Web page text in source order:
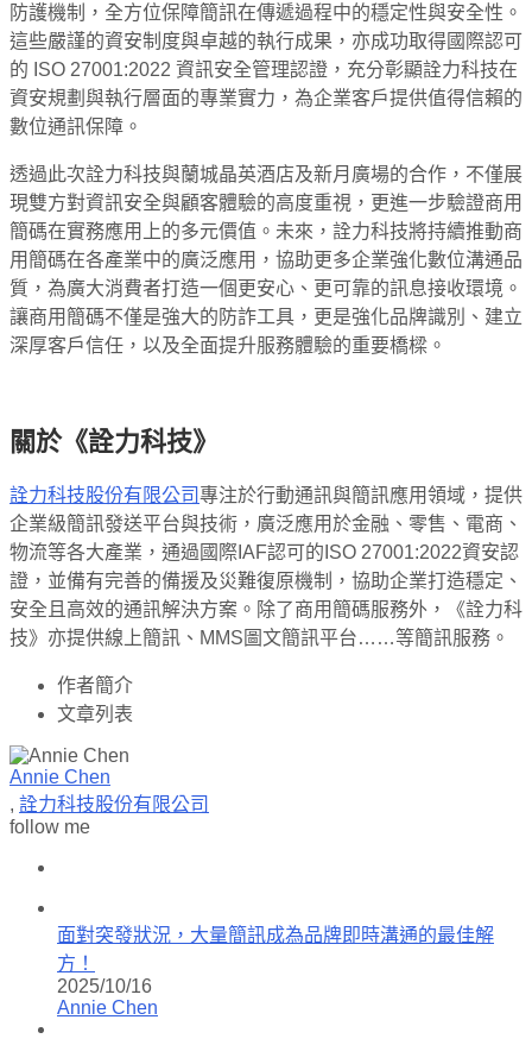
防護機制，全方位保障簡訊在傳遞過程中的穩定性與安全性。
這些嚴謹的資安制度與卓越的執行成果，亦成功取得國際認可
的 ISO 27001:2022 資訊安全管理認證，充分彰顯詮力科技在
資安規劃與執行層面的專業實力，為企業客戶提供值得信賴的
數位通訊保障。
透過此次詮力科技與蘭城晶英酒店及新月廣場的合作，不僅展
現雙方對資訊安全與顧客體驗的高度重視，更進一步驗證商用
簡碼在實務應用上的多元價值。未來，詮力科技將持續推動商
用簡碼在各產業中的廣泛應用，協助更多企業強化數位溝通品
質，為廣大消費者打造一個更安心、更可靠的訊息接收環境。
讓商用簡碼不僅是強大的防詐工具，更是強化品牌識別、建立
深厚客戶信任，以及全面提升服務體驗的重要橋樑。
關於《詮力科技》
詮力科技股份有限公司 專注於行動通訊與簡訊應用領域，提供
企業級簡訊發送平台與技術，廣泛應用於金融、零售、電商、
物流等各大產業，通過國際IAF認可的ISO 27001:2022資安認
證，並備有完善的備援及災難復原機制，協助企業打造穩定、
安全且高效的通訊解決方案。除了商用簡碼服務外，《詮力科
技》亦提供線上簡訊、MMS圖文簡訊平台……等簡訊服務。
作者簡介
文章列表
Annie Chen
, 詮力科技股份有限公司
follow me
面對突發狀況，大量簡訊成為品牌即時溝通的最佳解
方！
2025/10/16
Annie Chen